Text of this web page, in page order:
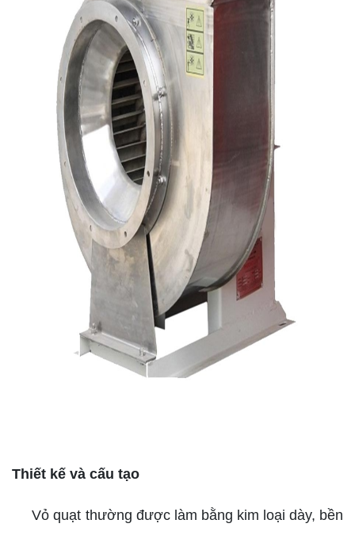
Thiết kế và cấu tạo
Vỏ quạt thường được làm bằng kim loại dày, bền